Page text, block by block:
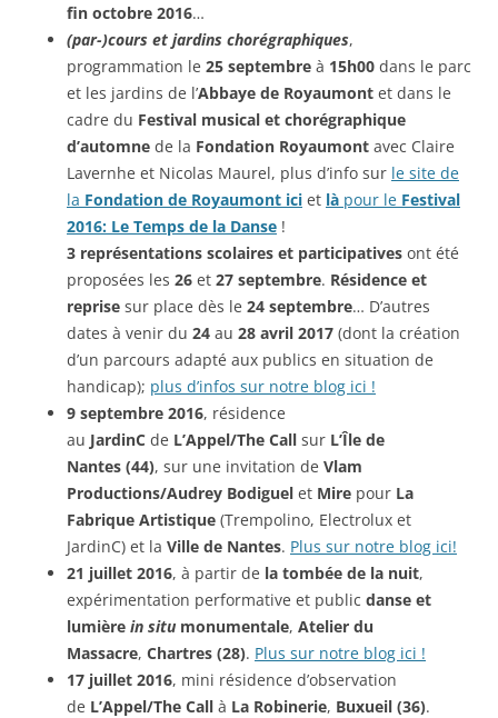
fin octobre 2016…
(par-)cours et jardins chorégraphiques,
programmation le 25 septembre à 15h00 dans le parc
et les jardins de l’Abbaye de Royaumont et dans le
cadre du Festival musical et chorégraphique
d’automne de la Fondation Royaumont avec Claire
Lavernhe et Nicolas Maurel, plus d’info sur le site de
la Fondation de Royaumont ici et là pour le Festival
2016: Le Temps de la Danse !
3 représentations scolaires et participatives ont été
proposées les 26 et 27 septembre. Résidence et
reprise sur place dès le 24 septembre… D’autres
dates à venir du 24 au 28 avril 2017 (dont la création
d’un parcours adapté aux publics en situation de
handicap); plus d’infos sur notre blog ici !
9 septembre 2016, résidence
au JardinC de L’Appel/The Call sur L’Île de
Nantes (44), sur une invitation de Vlam
Productions/Audrey Bodiguel et Mire pour La
Fabrique Artistique (Trempolino, Electrolux et
JardinC) et la Ville de Nantes. Plus sur notre blog ici!
21 juillet 2016, à partir de la tombée de la nuit,
expérimentation performative et public danse et
lumière in situ monumentale, Atelier du
Massacre, Chartres (28). Plus sur notre blog ici !
17 juillet 2016, mini résidence d’observation
de L’Appel/The Call à La Robinerie, Buxueil (36).